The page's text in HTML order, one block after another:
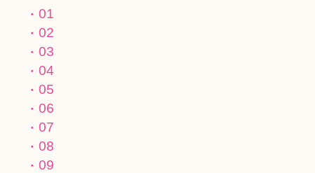
01
02
03
04
05
06
07
08
09